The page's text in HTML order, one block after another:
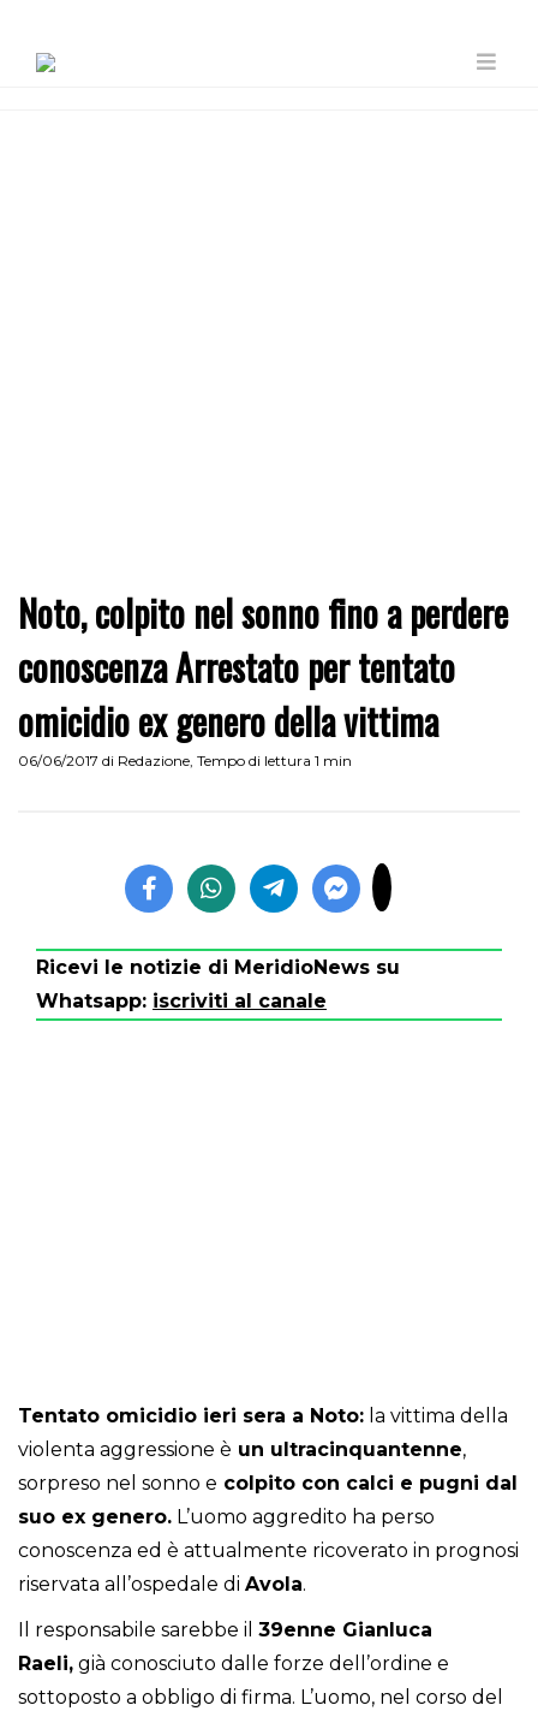
Noto, colpito nel sonno fino a perdere
conoscenza Arrestato per tentato
omicidio ex genero della vittima
06/06/2017 di Redazione, Tempo di lettura 1 min
Ricevi le notizie di MeridioNews su
Whatsapp: iscriviti al canale
Tentato omicidio ieri sera a Noto: la vittima della
violenta aggressione è un ultracinquantenne,
sorpreso nel sonno e colpito con calci e pugni dal
suo ex genero. L’uomo aggredito ha perso
conoscenza ed è attualmente ricoverato in prognosi
riservata all’ospedale di Avola.
Il responsabile sarebbe il 39enne Gianluca
Raeli, già conosciuto dalle forze dell’ordine e
sottoposto a obbligo di firma. L’uomo, nel corso del